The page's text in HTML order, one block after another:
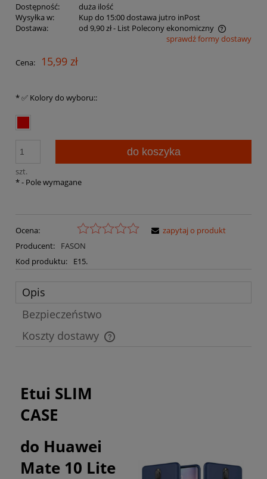
Dostępność:
duża ilość
Wysyłka w:
Kup do 15:00 dostawa jutro inPost
Dostawa:
od 9,90 zł- List Polecony ekonomiczny
Cena nie zawiera ewentualnych kosztów płatnościsprawdź formy dostawy
Cena: 15,99 zł
*✅ Kolory do wyboru::
szt.
do koszyka
*- Pole wymagane
Ocena:
Producent:
FASON
Kod produktu:
E15.
zapytaj o produkt
Opis
Bezpieczeństwo
Koszty dostawy
Cena nie zawiera ewentualnych kosztów płatności
Etui SLIM
CASE
do Huawei
Mate 10 Lite